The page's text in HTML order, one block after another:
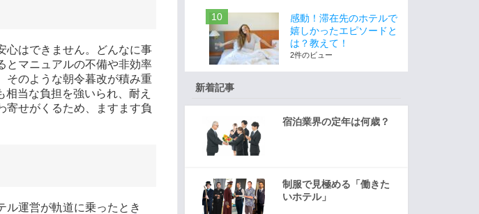
心はできません。どんなに事
とマニュアルの不備や非効率
そのような朝令暮改が積み重
当な負担を強いられ、耐え
寄せがくるため、ますます負
ル運営が軌道に乗ったとき
感動！滞在先のホテルで
嬉しかったエピソードと
は？教えて！
2件のビュー
新着記事
宿泊業界の定年は何歳？
制服で見極める「働きた
いホテル」